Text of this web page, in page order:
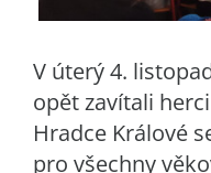
V úterý 4.
opět zavítali
Hradce Králové
pro všechny